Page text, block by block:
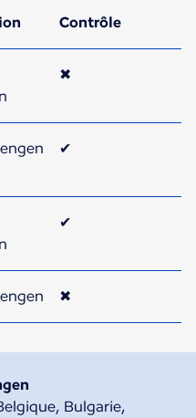
Contrôle
✖
✔
✔
✖
Bulgarie,